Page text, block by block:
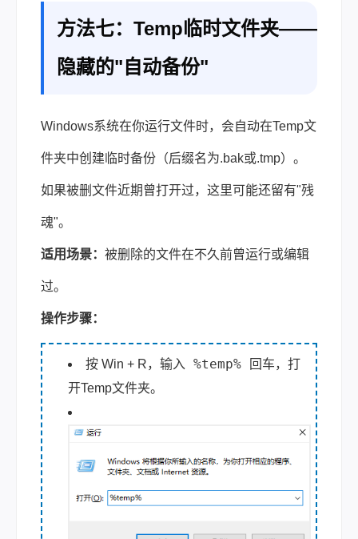
方法七：Temp临时文件夹——
隐藏的"自动备份"
Windows系统在你运行文件时，会自动在Temp文
件夹中创建临时备份（后缀名为.bak或.tmp）。
如果被删文件近期曾打开过，这里可能还留有"残
魂"。
适用场景： 被删除的文件在不久前曾运行或编辑
过。
操作步骤：
按 Win + R，输入 %temp%
回车，打
开Temp文件夹。